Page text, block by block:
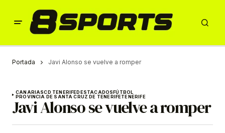
Portada Javi Alonso se vuelve a romper
CANARIASCD TENERIFEDESTACADOSFÚTBOL
PROVINCIA DE SANTA CRUZ DE TENERIFETENERIFE
Javi Alonso se vuelve a romper